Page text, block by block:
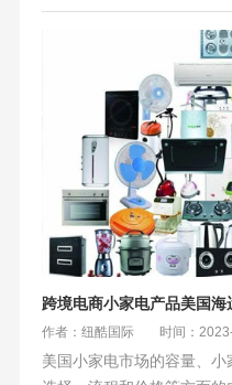
策略，缓解成本压力，把握
跨境电商小家电产品美国海
作者：纽酷国际 时间：
美国小家电市场的容量、